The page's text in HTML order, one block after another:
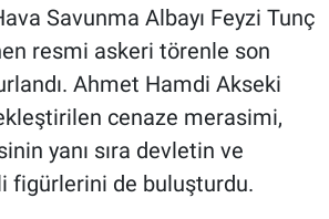
Savunma Albayı Feyzi Tunç
resmi askeri törenle son
Ahmet Hamdi Akseki
cenaze merasimi,
yanı sıra devletin ve
figürlerini de buluşturdu.